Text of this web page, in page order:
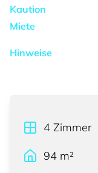
Kaution
Miete
Hinweise
4 Zimmer
94 m²